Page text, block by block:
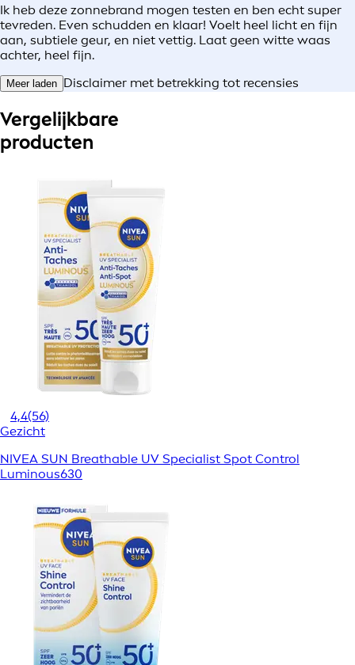
Ik heb deze zonnebrand mogen testen en ben echt super
tevreden. Even schudden en klaar! Voelt heel licht en fijn
aan, subtiele geur, en niet vettig. Laat geen witte waas
achter, heel fijn.
Meer laden Disclaimer met betrekking tot recensies
Vergelijkbare
producten
4,4(56)
Gezicht
NIVEA SUN Breathable UV Specialist Spot Control
Luminous630